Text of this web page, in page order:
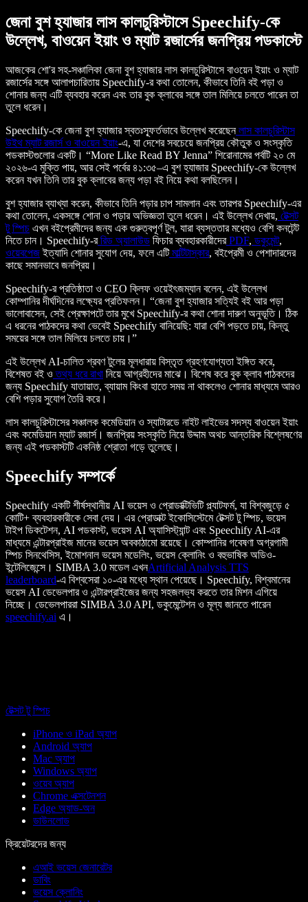
জেনা বুশ হ্যাজার লাস কালচুরিস্টাসে Speechify-কে
উল্লেখ, বাওয়েন ইয়াং ও ম্যাট রজার্সের জনপ্রিয় পডকাস্টে
আজকের শো'র সহ-সঞ্চালিকা জেনা বুশ হ্যাজার লাস কালচুরিস্টাসে বাওয়েন ইয়াং ও ম্যাট
রজার্সের সঙ্গে আলাপচারিতায় Speechify-র কথা তোলেন, কীভাবে তিনি বই পড়া ও
শোনার জন্য এটি ব্যবহার করেন এবং তার বুক ক্লাবের সঙ্গে তাল মিলিয়ে চলতে পারেন তা
তুলে ধরেন।
Speechify-কে জেনা বুশ হ্যাজার স্বতঃস্ফূর্তভাবে উল্লেখ করেছেন লাস কালচুরিস্টাস
উইথ ম্যাট রজার্স ও বাওয়েন ইয়াং-এ, যা দেশের সবচেয়ে জনপ্রিয় কৌতুক ও সংস্কৃতি
পডকাস্টগুলোর একটি। “More Like Read BY Jenna” শিরোনামের পর্বটি ২০ মে
২০২৬-এ মুক্তি পায়, আর সেই পর্বের ৪১:৩৫–এ বুশ হ্যাজার Speechify-কে উল্লেখ
করেন যখন তিনি তার বুক ক্লাবের জন্য পড়া বই নিয়ে কথা বলছিলেন।
বুশ হ্যাজার ব্যাখ্যা করেন, কীভাবে তিনি পড়ার চাপ সামলান এবং তারপর Speechify-এর
কথা তোলেন, একসঙ্গে শোনা ও পড়ার অভিজ্ঞতা তুলে ধরেন। এই উল্লেখ দেখায়, টেক্সট
টু স্পিচ এখন বইপ্রেমীদের জন্য এক গুরুত্বপূর্ণ টুল, যারা ব্যস্ততার মধ্যেও বেশি কনটেন্ট
নিতে চান। Speechify-র রিড অ্যালাউড ফিচার ব্যবহারকারীদের PDF, ডকুমেন্ট,
ওয়েবপেজইত্যাদি শোনার সুযোগ দেয়, ফলে এটি মাল্টিটাস্কার, বইপ্রেমী ও পেশাদারদের
কাছে সমানভাবে জনপ্রিয়।
Speechify-র প্রতিষ্ঠাতা ও CEO ক্লিফ ওয়েইৎজম্যান বলেন, এই উল্লেখ
কোম্পানির দীর্ঘদিনের লক্ষ্যের প্রতিফলন। “জেনা বুশ হ্যাজার সত্যিই বই আর পড়া
ভালোবাসেন, সেই প্রেক্ষাপটে তার মুখে Speechify-র কথা শোনা দারুণ অনুভূতি। ঠিক
এ ধরনের পাঠকদের কথা ভেবেই Speechify বানিয়েছি: যারা বেশি পড়তে চায়, কিন্তু
সময়ের সঙ্গে তাল মিলিয়ে চলতে চায়।”
এই উল্লেখ AI-চালিত শ্রবণ টুলের মূলধারায় বিস্তৃত গ্রহণযোগ্যতা ইঙ্গিত করে,
বিশেষত বই ও তথ্য ধরে রাখা নিয়ে আগ্রহীদের মাঝে। বিশেষ করে বুক ক্লাব পাঠকদের
জন্য Speechify যাতায়াত, ব্যায়াম কিংবা হাতে সময় না থাকলেও শোনার মাধ্যমে আরও
বেশি পড়ার সুযোগ তৈরি করে।
লাস কালচুরিস্টাসের সঞ্চালক কমেডিয়ান ও স্যাটারডে নাইট লাইভের সদস্য বাওয়েন ইয়াং
এবং কমেডিয়ান ম্যাট রজার্স। জনপ্রিয় সংস্কৃতি নিয়ে উদ্দাম অথচ আন্তরিক বিশ্লেষণের
জন্য এই পডকাস্টটি একনিষ্ঠ শ্রোতা গড়ে তুলেছে।
Speechify সম্পর্কে
Speechify একটি শীর্ষস্থানীয় AI ভয়েস ও প্রোডাক্টিভিটি প্ল্যাটফর্ম, যা বিশ্বজুড়ে ৫
কোটি+ ব্যবহারকারীকে সেবা দেয়। এর প্রোডাক্ট ইকোসিস্টেমে টেক্সট টু স্পিচ, ভয়েস
টাইপ ডিকটেশন, AI পডকাস্ট, ভয়েস AI অ্যাসিস্ট্যান্ট এবং Speechify AI-এর
মাধ্যমে এন্টারপ্রাইজ মানের ভয়েস অবকাঠামো রয়েছে। কোম্পানির গবেষণা অগ্রগামী
স্পিচ সিনথেসিস, ইমোশনাল ভয়েস মডেলিং, ভয়েস ক্লোনিং ও বহুভাষিক অডিও-
ইন্টেলিজেন্সে। SIMBA 3.0 মডেল এখনArtificial Analysis TTS
leaderboard-এ বিশ্বসেরা ১০-এর মধ্যে স্থান পেয়েছে। Speechify, বিশ্বমানের
ভয়েস AI ডেভেলপার ও এন্টারপ্রাইজের জন্য সহজলভ্য করতে তার মিশন এগিয়ে
নিচ্ছে। ডেভেলপাররা SIMBA 3.0 API, ডকুমেন্টেশন ও মূল্য জানতে পারেন
speechify.ai এ।
টেক্সট টু স্পিচ
iPhone ও iPad অ্যাপ
Android অ্যাপ
Mac অ্যাপ
Windows অ্যাপ
ওয়েব অ্যাপ
Chrome এক্সটেনশন
Edge অ্যাড-অন
ডাউনলোড
ক্রিয়েটরদের জন্য
এআই ভয়েস জেনারেটর
ডাবিং
ভয়েস ক্লোনিং